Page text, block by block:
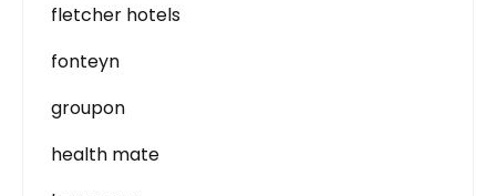
fletcher hotels
fonteyn
groupon
health mate